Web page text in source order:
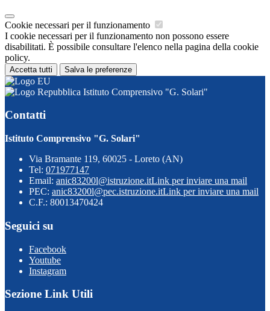
Cookie necessari per il funzionamento
I cookie necessari per il funzionamento non possono essere
disabilitati. È possibile consultare l'elenco nella pagina della cookie
policy.
Accetta tutti Salva le preferenze
Istituto Comprensivo "G. Solari"
Contatti
Istituto Comprensivo "G. Solari"
Via Bramante 119, 60025 - Loreto (AN)
Tel: 071977147
Email: anic83200l@istruzione.itLink per inviare una mail
PEC: anic83200l@pec.istruzione.itLink per inviare una mail
C.F.: 80013470424
Seguici su
Facebook
Youtube
Instagram
Sezione Link Utili